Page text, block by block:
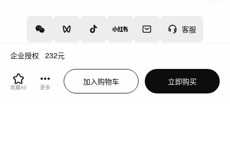
企业授权 232元
收藏40 更多
加入购物车 立即购买
客服
增值电信业务经营许可证：川B2-20160192
蜀ICP备12020238号-4
川公网安备51019002000262
违法和不良信息举报中心